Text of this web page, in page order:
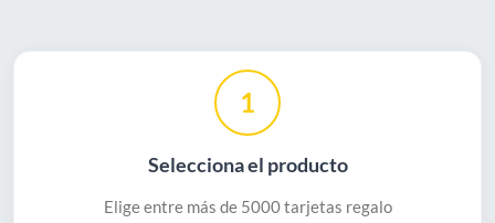
1
Selecciona el producto
Elige entre más de 5000 tarjetas regalo